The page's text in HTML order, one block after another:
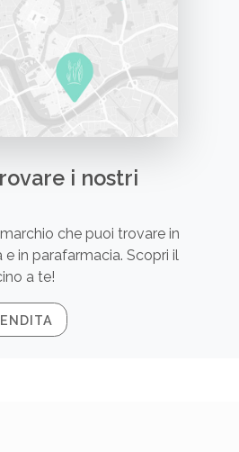
i nostri
che puoi trovare in
e in parafarmacia. Scopri il
a te!